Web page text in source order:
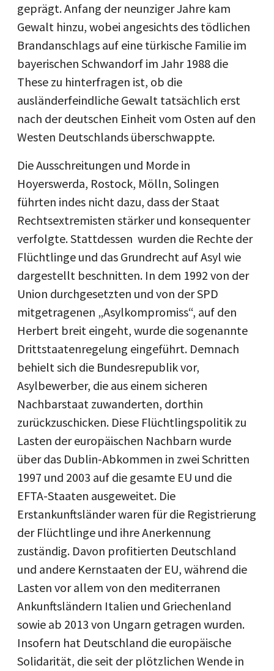
geprägt. Anfang der neunziger Jahre kam
Gewalt hinzu, wobei angesichts des tödlichen
Brandanschlags auf eine türkische Familie im
bayerischen Schwandorf im Jahr 1988 die
These zu hinterfragen ist, ob die
ausländerfeindliche Gewalt tatsächlich erst
nach der deutschen Einheit vom Osten auf den
Westen Deutschlands überschwappte.
Die Ausschreitungen und Morde in
Hoyerswerda, Rostock, Mölln, Solingen
führten indes nicht dazu, dass der Staat
Rechtsextremisten stärker und konsequenter
verfolgte. Stattdessen wurden die Rechte der
Flüchtlinge und das Grundrecht auf Asyl wie
dargestellt beschnitten. In dem 1992 von der
Union durchgesetzten und von der SPD
mitgetragenen „Asylkompromiss“, auf den
Herbert breit eingeht, wurde die sogenannte
Drittstaatenregelung eingeführt. Demnach
behielt sich die Bundesrepublik vor,
Asylbewerber, die aus einem sicheren
Nachbarstaat zuwanderten, dorthin
zurückzuschicken. Diese Flüchtlingspolitik zu
Lasten der europäischen Nachbarn wurde
über das Dublin-Abkommen in zwei Schritten
1997 und 2003 auf die gesamte EU und die
EFTA-Staaten ausgeweitet. Die
Erstankunftsländer waren für die Registrierung
der Flüchtlinge und ihre Anerkennung
zuständig. Davon profitierten Deutschland
und andere Kernstaaten der EU, während die
Lasten vor allem von den mediterranen
Ankunftsländern Italien und Griechenland
sowie ab 2013 von Ungarn getragen wurden.
Insofern hat Deutschland die europäische
Solidarität, die seit der plötzlichen Wende in